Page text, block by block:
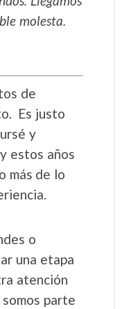
molesta.
de
Es justo
y
estos años
más de lo
o
una etapa
atención
parte